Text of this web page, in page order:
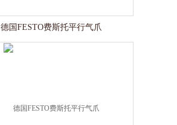
德国FESTO费斯托平行气爪